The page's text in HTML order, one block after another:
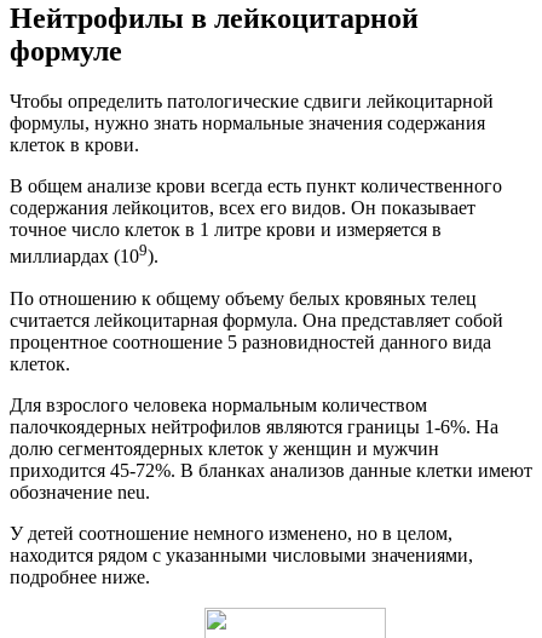
Нейтрофилы в лейкоцитарной
формуле
Чтобы определить патологические сдвиги лейкоцитарной
формулы, нужно знать нормальные значения содержания
клеток в крови.
В общем анализе крови всегда есть пункт количественного
содержания лейкоцитов, всех его видов. Он показывает
точное число клеток в 1 литре крови и измеряется в
миллиардах (109).
По отношению к общему объему белых кровяных телец
считается лейкоцитарная формула. Она представляет собой
процентное соотношение 5 разновидностей данного вида
клеток.
Для взрослого человека нормальным количеством
палочкоядерных нейтрофилов являются границы 1-6%. На
долю сегментоядерных клеток у женщин и мужчин
приходится 45-72%. В бланках анализов данные клетки имеют
обозначение neu.
У детей соотношение немного изменено, но в целом,
находится рядом с указанными числовыми значениями,
подробнее ниже.